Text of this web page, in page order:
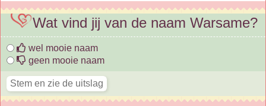
Wat vind jij van de naam Warsame?
wel mooie naam
geen mooie naam